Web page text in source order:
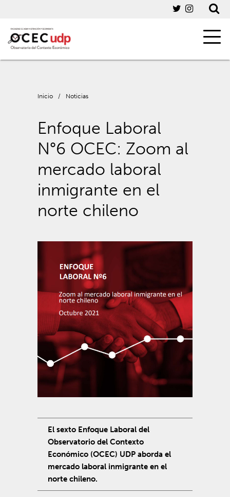
Inicio / Noticias
Enfoque Laboral
N°6 OCEC: Zoom al
mercado laboral
inmigrante en el
norte chileno
El sexto Enfoque Laboral del
Observatorio del Contexto
Económico (OCEC) UDP aborda el
mercado laboral inmigrante en el
norte chileno.